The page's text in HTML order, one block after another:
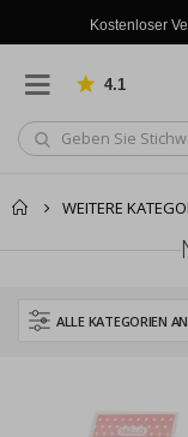
Kostenloser
4.1
WEITERE
ALLE KATEGORIEN